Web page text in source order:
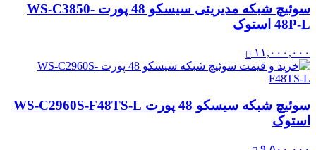
سوئیچ شبکه مدیریتی سیسکو 48 پورت WS-C3850-
48P-L استوک
۱۱,۰۰۰,۰۰۰
سوئیچ شبکه سیسکو 48 پورت WS-C2960S-F48TS-L
استوک